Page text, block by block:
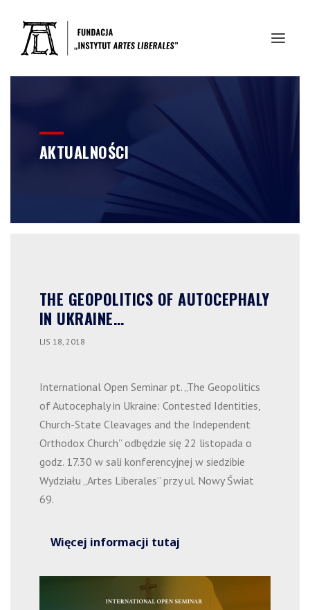
AKTUALNOŚCI
THE GEOPOLITICS OF AUTOCEPHALY
IN UKRAINE…
LIS 18, 2018
International Open Seminar pt. „The Geopolitics
of Autocephaly in Ukraine: Contested Identities,
Church-State Cleavages and the Independent
Orthodox Church” odbędzie się 22 listopada o
godz. 17.30 w sali konferencyjnej w siedzibie
Wydziału „Artes Liberales” przy ul. Nowy Świat
69.
Więcej informacji tutaj